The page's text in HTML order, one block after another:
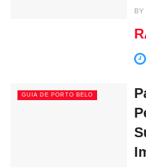
BY
GUIA DE PORTO BELO